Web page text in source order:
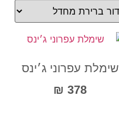
שימלת עפרוני ג׳ינס
378
₪